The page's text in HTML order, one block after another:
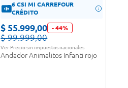
6 CSI MI CARREFOUR
CRÉDITO
$ 55.999,00 -44%
$ 99.999,00
Ver Precio sin impuestos nacionales
Andador Animalitos Infanti rojo